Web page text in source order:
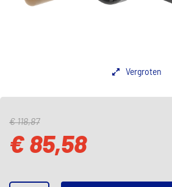
Vergroten
€ 118,87
€ 85,58